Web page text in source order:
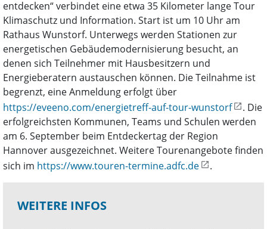
entdecken“ verbindet eine etwa 35 Kilometer lange Tour
Klimaschutz und Information. Start ist um 10 Uhr am
Rathaus Wunstorf. Unterwegs werden Stationen zur
energetischen Gebäudemodernisierung besucht, an
denen sich Teilnehmer mit Hausbesitzern und
Energieberatern austauschen können. Die Teilnahme ist
begrenzt, eine Anmeldung erfolgt über
https://eveeno.com/energietreff-auf-tour-wunstorf
. Die
erfolgreichsten Kommunen, Teams und Schulen werden
am 6. September beim Entdeckertag der Region
Hannover ausgezeichnet. Weitere Tourenangebote finden
sich im https://www.touren-termine.adfc.de .
WEITERE INFOS